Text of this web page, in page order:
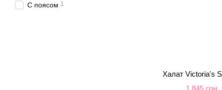
Халат Victoria's
1 845 грн
С поясом 1